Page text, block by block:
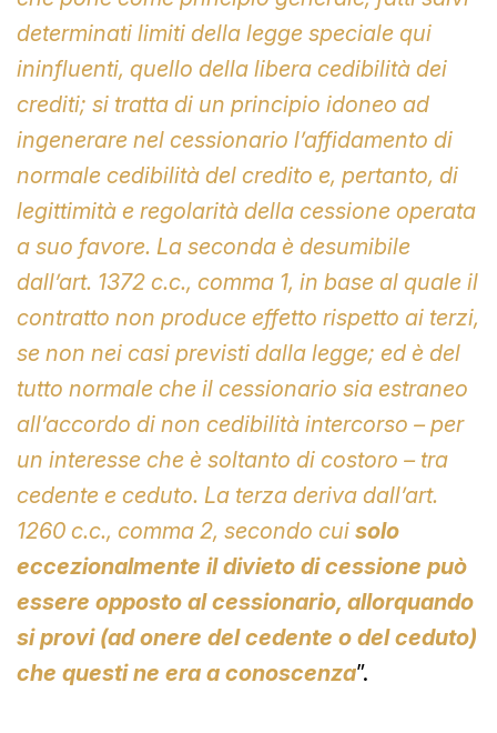
determinati limiti della legge speciale qui
ininfluenti, quello della libera cedibilità dei
crediti; si tratta di un principio idoneo ad
ingenerare nel cessionario l’affidamento di
normale cedibilità del credito e, pertanto, di
legittimità e regolarità della cessione operata
a suo favore. La seconda è desumibile
dall’art. 1372 c.c., comma 1, in base al quale il
contratto non produce effetto rispetto ai terzi,
se non nei casi previsti dalla legge; ed è del
tutto normale che il cessionario sia estraneo
all’accordo di non cedibilità intercorso – per
un interesse che è soltanto di costoro – tra
cedente e ceduto. La terza deriva dall’art.
1260 c.c., comma 2, secondo cui solo
eccezionalmente il divieto di cessione può
essere opposto al cessionario, allorquando
si provi (ad onere del cedente o del ceduto)
che questi ne era a conoscenza”.